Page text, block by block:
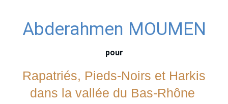
Abderahmen MOUMEN
pour
Rapatriés, Pieds-Noirs et Harkis
dans la vallée du Bas-Rhône